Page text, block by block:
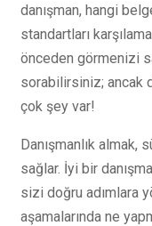
danışman, hangi
standartları
önceden görmenizi
sorabilirsiniz; ancak
çok şey var!
Danışmanlık almak,
sağlar. İyi bir
sizi doğru adımlara
aşamalarında ne